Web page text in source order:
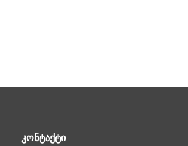
ᲙᲝᲜᲢᲐᲥᲢᲘ